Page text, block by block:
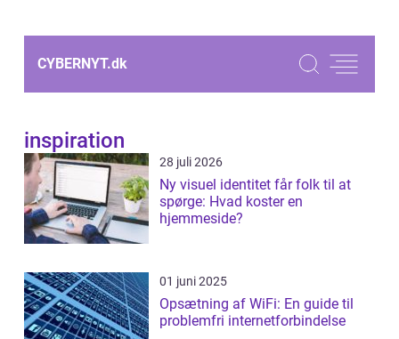
CYBERNYT.dk
inspiration
28 juli 2026
Ny visuel identitet får folk til at
spørge: Hvad koster en
hjemmeside?
01 juni 2025
Opsætning af WiFi: En guide til
problemfri internetforbindelse